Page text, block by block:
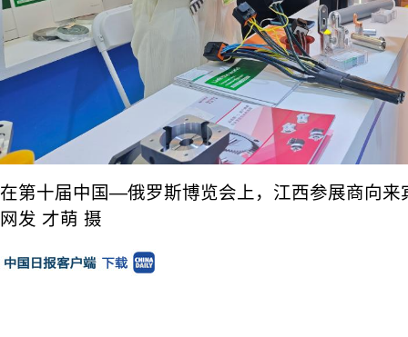
在第十届中国—俄罗斯博览会上，江西参展商向来
网发 才萌 摄